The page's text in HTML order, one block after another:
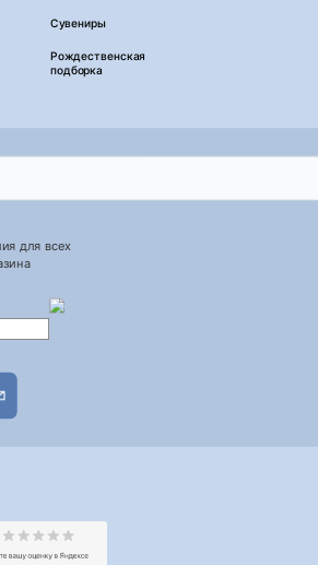
Сувениры
Рождественская
подборка
для всех